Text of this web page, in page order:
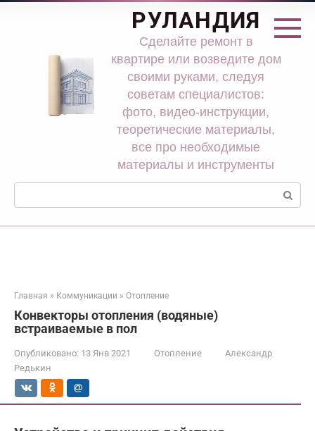
Перейти
РУЛАНДИЯ
Сделайте ремонт в
квартире или возведите дом
своими руками, следуя
советам специалистов:
фото, видео-инструкции,
теоретические материалы,
все про необходимые
материалы и инструменты
Поиск:
Главная » Коммуникации » Отопление
Конвекторы отопления (водяные)
встраиваемые в пол
Опубликовано: 13 Янв 2021 Отопление
Александр
Редькин